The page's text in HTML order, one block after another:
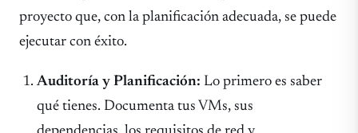
proyecto que, con la planificación adecuada, se puede
ejecutar con éxito.
Auditoría y Planificación: Lo primero es saber
qué tienes. Documenta tus VMs, sus